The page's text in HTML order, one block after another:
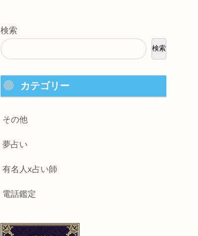
検索
検索
カテゴリー
その他
夢占い
有名人x占い師
電話鑑定